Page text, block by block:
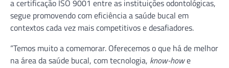
a certificação ISO 9001 entre as instituições odontológicas,
segue promovendo com eficiência a saúde bucal em
contextos cada vez mais competitivos e desafiadores.
“Temos muito a comemorar. Oferecemos o que há de melhor
na área da saúde bucal, com tecnologia, know-howe